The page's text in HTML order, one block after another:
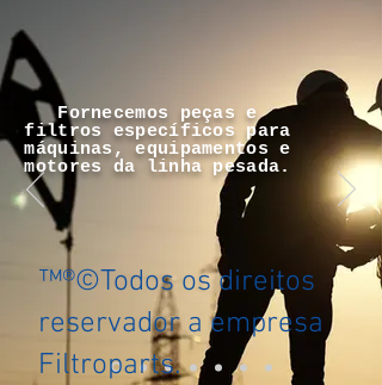
Fornecemos peças e
filtros específicos para
máquinas, equipamentos e
motores da linha pesada.
™®©Todos os direitos
reservador a empresa
Filtroparts.